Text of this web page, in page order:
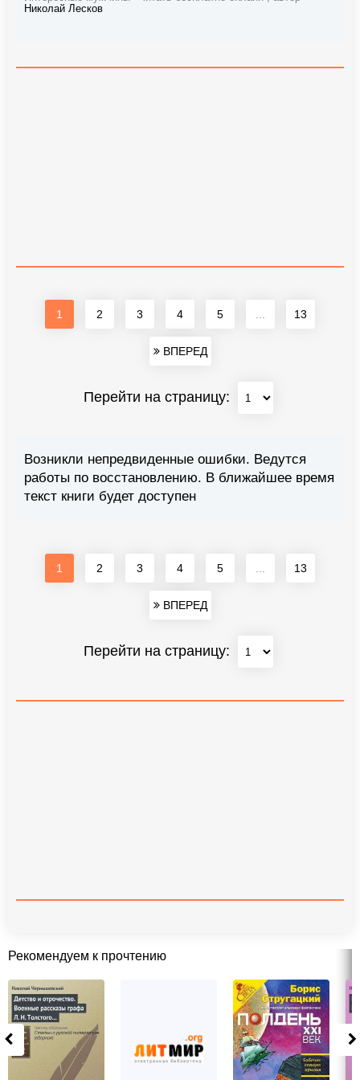
Николай Лесков
1 2 3 4 5 13
ВПЕРЕД
Перейти на страницу:
Возникли непредвиденные ошибки. Ведутся
работы по восстановлению. В ближайшее время
текст книги будет доступен
1 2 3 4 5 13
ВПЕРЕД
Перейти на страницу:
Рекомендуем к прочтению